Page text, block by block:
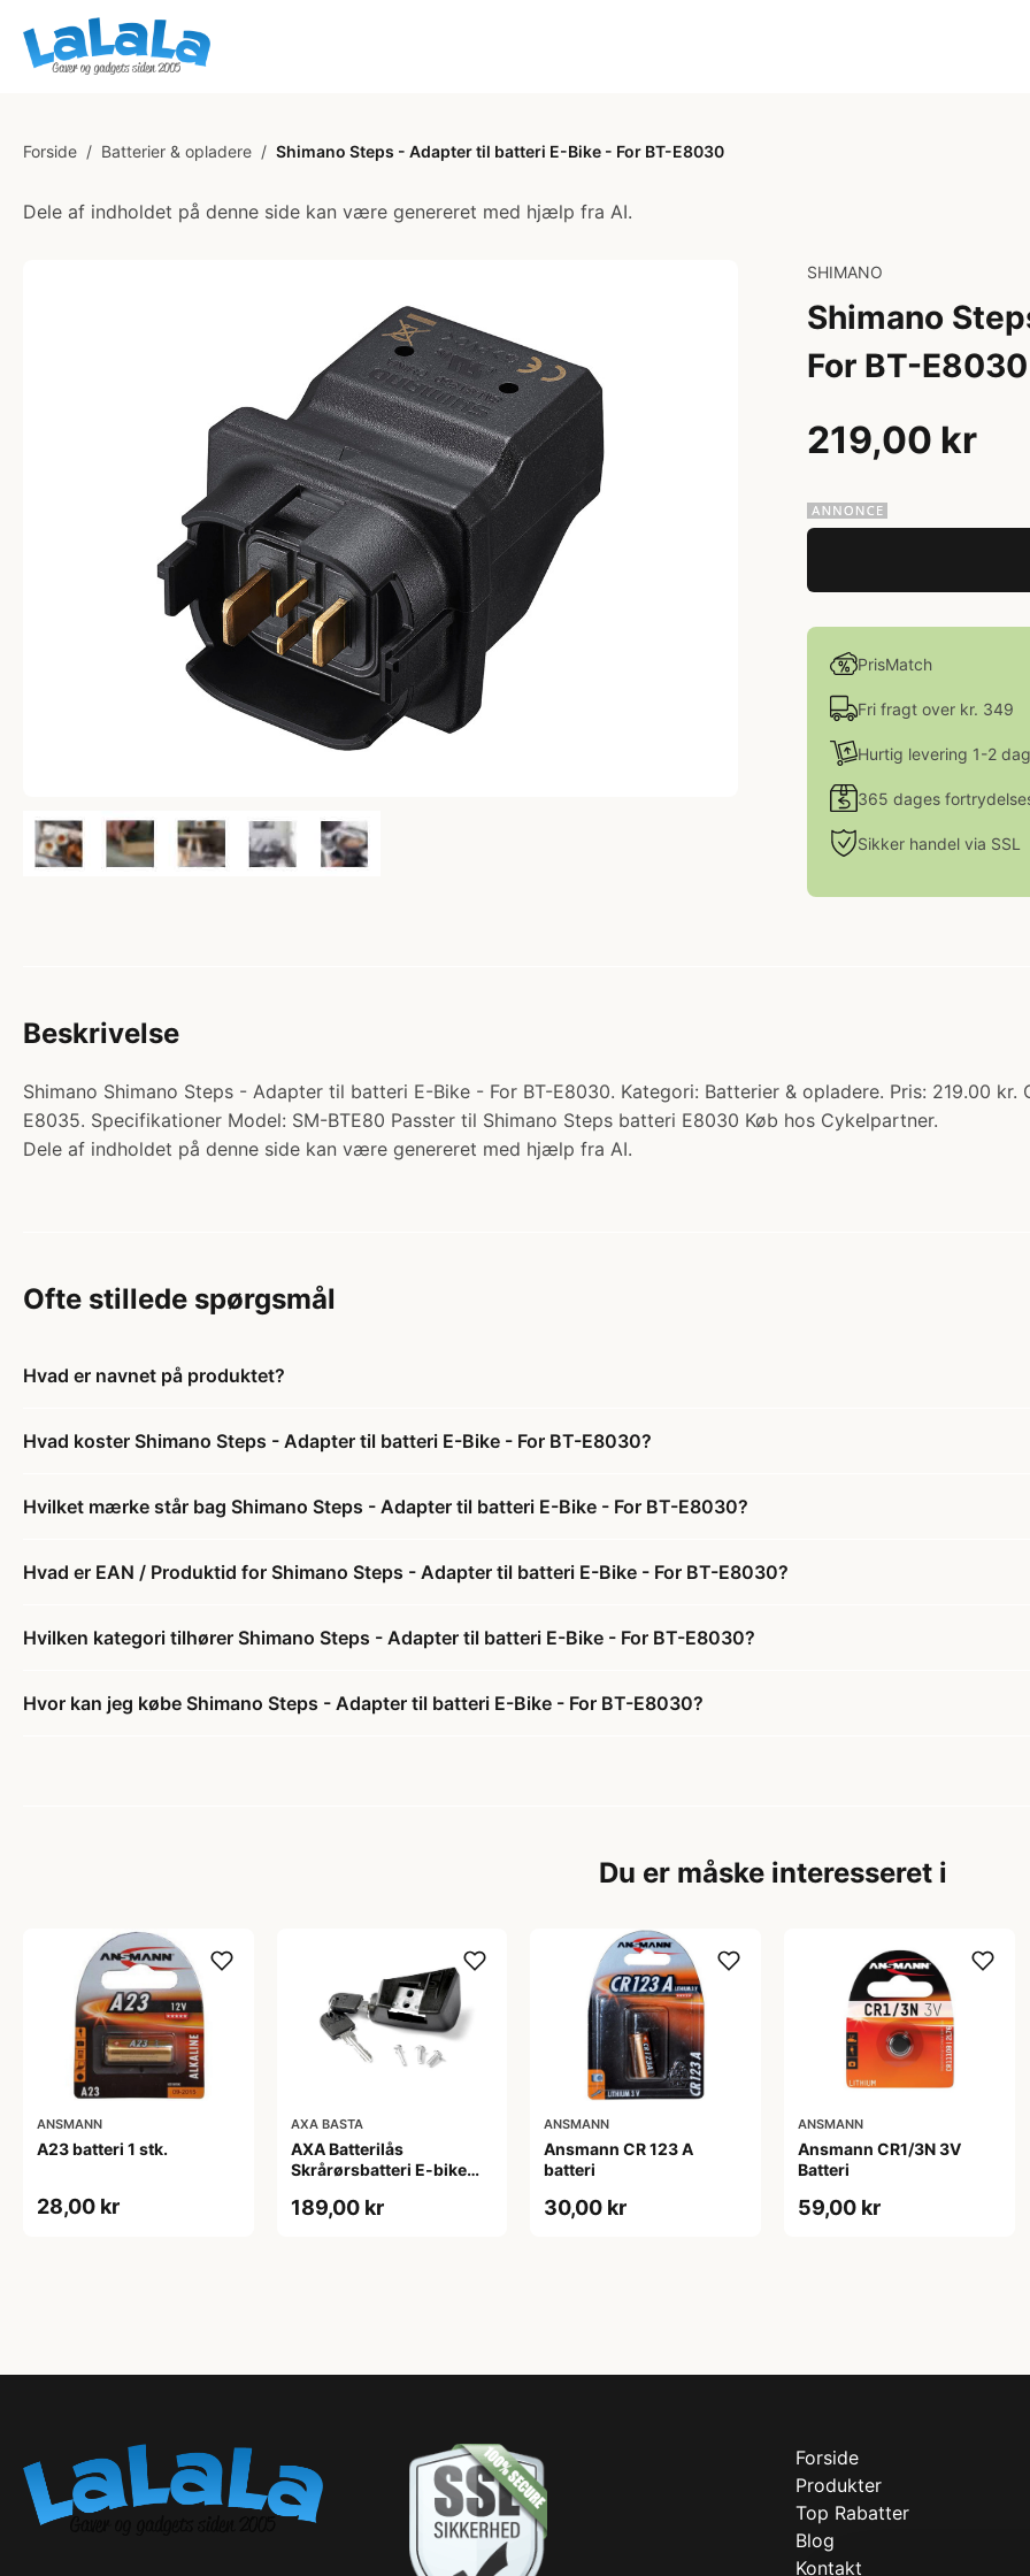
Forside / Batterier & opladere / Shimano Steps - Adapter til batteri E-Bike - For BT-E8030
Dele af indholdet på denne side kan være genereret med hjælp fra AI.
SHIMANO
Shimano
For BT-E8030
219,00 kr
PrisMatch
Fri fragt over kr. 349
Hurtig levering 1-2
365 dages
Sikker handel via SSL
Beskrivelse
Shimano Shimano Steps - Adapter til batteri E-Bike - For BT-E8030. Kategori: Batterier & opladere. Pris: 219.00
E8035. Specifikationer Model: SM-BTE80 Passter til Shimano Steps batteri E8030 Køb hos Cykelpartner.
Dele af indholdet på denne side kan være genereret med hjælp fra AI.
Ofte stillede spørgsmål
Hvad er navnet på produktet?
Hvad koster Shimano Steps - Adapter til batteri E-Bike - For BT-E8030?
Hvilket mærke står bag Shimano Steps - Adapter til batteri E-Bike - For BT-E8030?
Hvad er EAN / Produktid for Shimano Steps - Adapter til batteri E-Bike - For BT-E8030?
Hvilken kategori tilhører Shimano Steps - Adapter til batteri E-Bike - For BT-E8030?
Hvor kan jeg købe Shimano Steps - Adapter til batteri E-Bike - For BT-E8030?
Du er måske interesseret i
ANSMANN
A23 batteri 1 stk.
28,00 kr
AXA BASTA
AXA Batterilås
Skrårørsbatteri E-bike
189,00 kr
ANSMANN
Ansmann CR 123 A
batteri
30,00 kr
ANSMANN
Ansmann CR1/3N 3V
Batteri
59,00 kr
Forside
Produkter
Top Rabatter
Blog
Kontakt